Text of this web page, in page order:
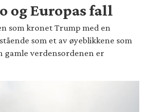
og Europas fall
som kronet Trump med en
som et av øyeblikkene som
gamle verdensordenen er